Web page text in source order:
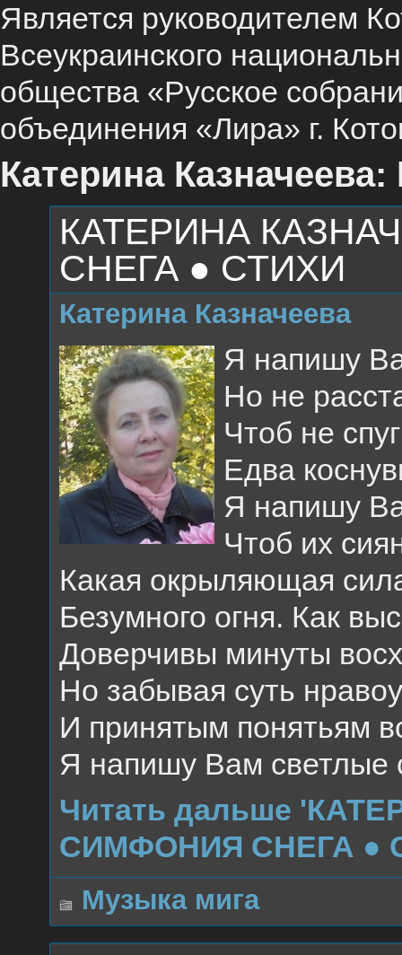
Является руководителем
Всеукраинского
общества «Русское
объединения «Лира» г.
Катерина
КАТЕРИНА
СНЕГА ● СТИХИ
Катерина Казначеева
Я напишу
Но не
Чтоб не
Едва
Я напишу
Чтоб их
Какая окрыляющая
Безумного огня. Как
Доверчивы минуты
Но забывая суть
И принятым понятьям
Я напишу Вам светлые
Читать дальше
СИМФОНИЯ СНЕГА ●
Музыка мига